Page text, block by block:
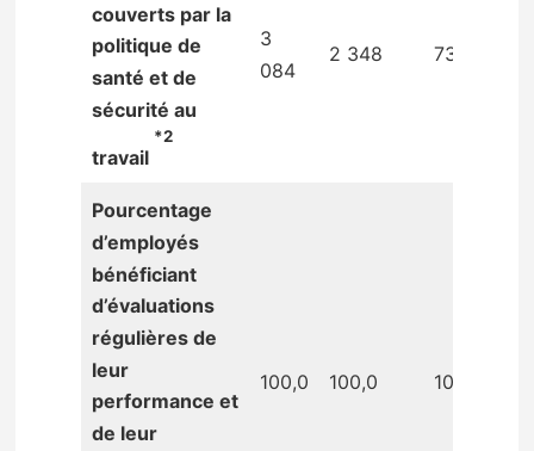
couverts par la
politique de
santé et de
sécurité au
travail
*2
3
084
2 348 736
Pourcentage
d’employés
bénéficiant
d’évaluations
régulières de
leur
performance et
de leur
100,0 100,0 100,0